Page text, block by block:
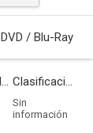
DVD / Blu-Ray
Temporadas Clasificación por edades
Sin
información